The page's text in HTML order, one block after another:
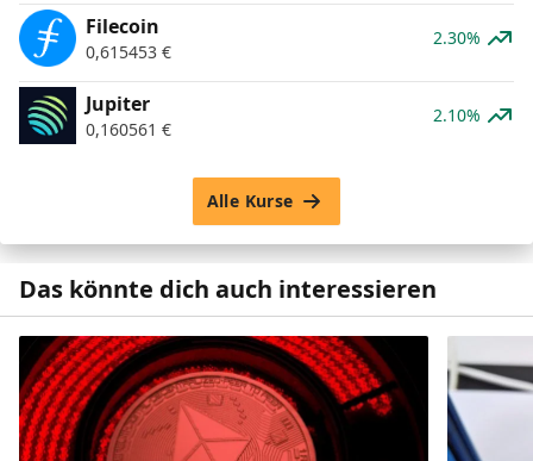
Filecoin
0,615453 €
2.30%
Jupiter
0,160561 €
2.10%
Alle Kurse
Das könnte dich auch interessieren